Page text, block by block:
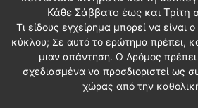
Κάθε Σάββατο έως και Τρίτη
Τι είδους εγχείρημα μπορεί να είναι
κύκλου; Σε αυτό το ερώτημα πρέπει,
μιαν απάντηση. Ο Δρόμος πρέπει
σχεδιασμένα να προσδιοριστεί ως
χώρας από την